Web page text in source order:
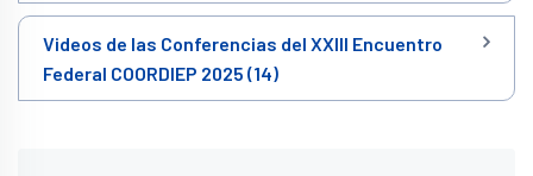
Videos de las Conferencias del XXIII Encuentro
Federal COORDIEP 2025 (14)